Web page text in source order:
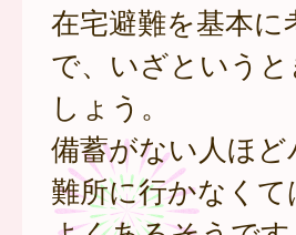
在宅避難を基本
で、いざという
しょう。
備蓄がない人ほ
難所に行かなく